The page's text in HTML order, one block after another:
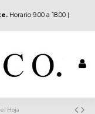
Horario 9.00 a 18.00 |
Hoja